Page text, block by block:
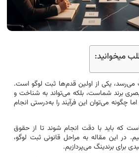
میخوانید:
می‌رسد، یکی از اولین قدم‌ها ثبت لوگو است.
برند شماست، بلکه می‌تواند به شناخت و
چگونه می‌توان این فرآیند را به‌درستی انجام
که باید با دقت انجام شوند تا از حقوق
در این مقاله به مراحل قانونی ثبت لوگو،
برای برندینگ می‌پردازیم.